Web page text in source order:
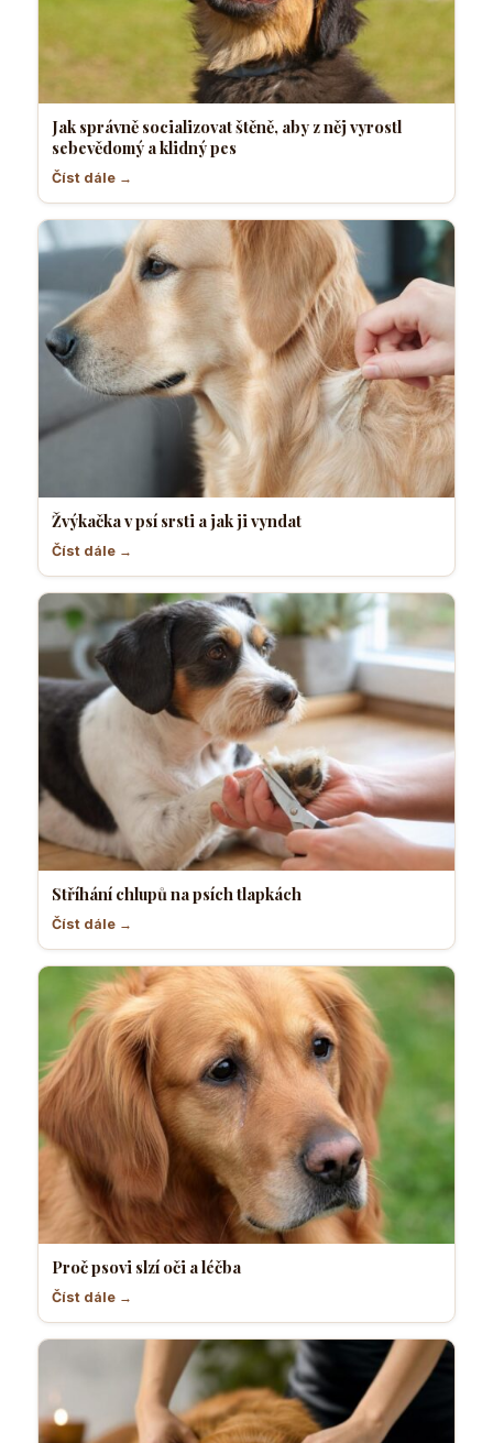
Jak správně socializovat štěně, aby z něj vyrostl
sebevědomý a klidný pes
Číst dále →
Žvýkačka v psí srsti a jak ji vyndat
Číst dále →
Stříhání chlupů na psích tlapkách
Číst dále →
Proč psovi slzí oči a léčba
Číst dále →